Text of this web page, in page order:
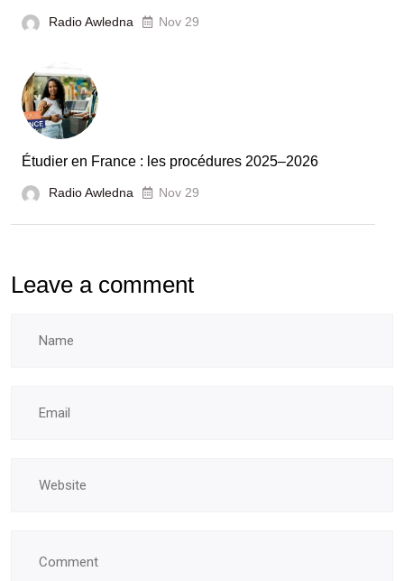
et
écoles
Radio Awledna Nov 29
Étudier en France : les procédures 2025–2026
Radio Awledna Nov 29
Leave a comment